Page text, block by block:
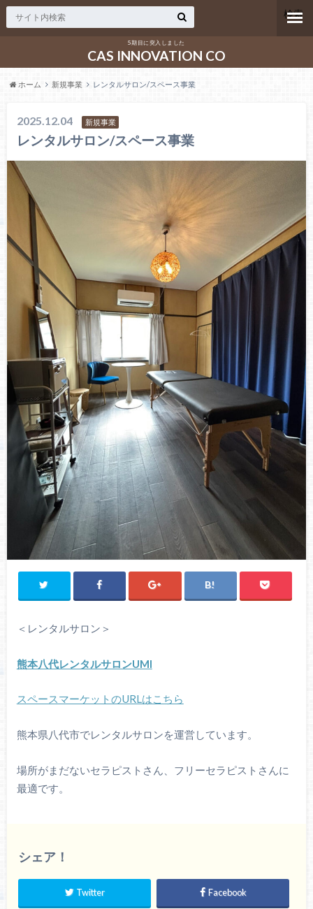
5期目に突入しました
CAS INNOVATION CO
ホーム 新規事業 レンタルサロン/スペース事業
2025.12.04 新規事業
レンタルサロン/スペース事業
＜レンタルサロン＞
熊本八代レンタルサロンUMI
スペースマーケットのURLはこちら
熊本県八代市でレンタルサロンを運営しています。
場所がまだないセラピストさん、フリーセラピストさんに
最適です。
シェア！
Twitter Facebook
検索